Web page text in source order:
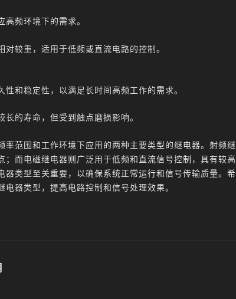
频环境下的需求。
较重，适用于低频或直流电路的控制。
和稳定性，以满足长时间高频工作的需求。
的寿命，但受到触点磨损影响。
率范围和工作环境下应用的两种主要类型的继电器。射频
；而电磁继电器则广泛用于低频和直流信号控制，具有较
器类型至关重要，以确保系统正常运行和信号传输质量。
器类型，提高电路控制和信号处理效果。